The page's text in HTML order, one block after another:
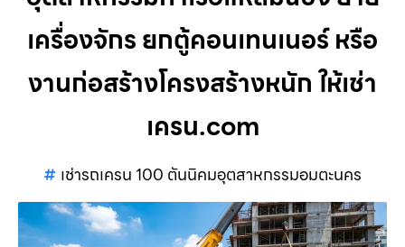
เครื่องจักร ยกตู้คอนเทนเนอร์ หรือ
งานก่อสร้างโครงสร้างหนัก ให้เช่า
เครน.com
เช่ารถเครน 100 ตันนิคมอุตสาหกรรมอมตะนคร